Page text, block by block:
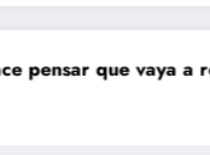
vaya a repuntar»